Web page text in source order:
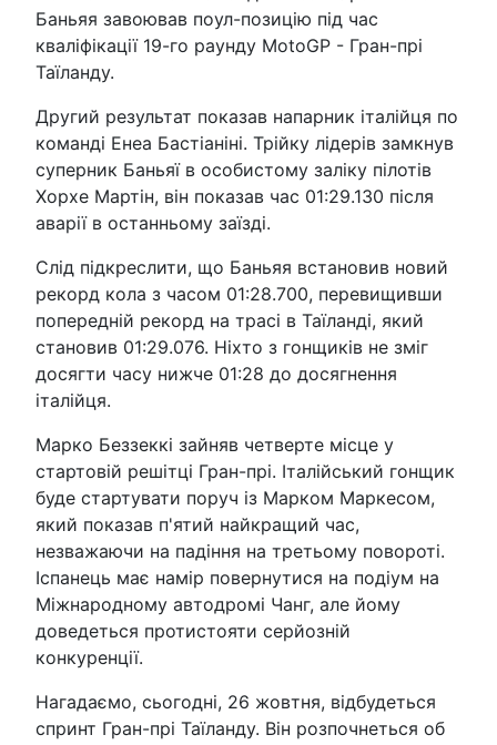
Баньяя завоював поул-позицію під час
кваліфікації 19-го раунду MotoGP - Гран-прі
Таїланду.
Другий результат показав напарник італійця по
команді Енеа Бастіаніні. Трійку лідерів замкнув
суперник Баньяї в особистому заліку пілотів
Хорхе Мартін, він показав час 01:29.130 після
аварії в останньому заїзді.
Слід підкреслити, що Баньяя встановив новий
рекорд кола з часом 01:28.700, перевищивши
попередній рекорд на трасі в Таїланді, який
становив 01:29.076. Ніхто з гонщиків не зміг
досягти часу нижче 01:28 до досягнення
італійця.
Марко Беззеккі зайняв четверте місце у
стартовій решітці Гран-прі. Італійський гонщик
буде стартувати поруч із Марком Маркесом,
який показав п'ятий найкращий час,
незважаючи на падіння на третьому повороті.
Іспанець має намір повернутися на подіум на
Міжнародному автодромі Чанг, але йому
доведеться протистояти серйозній
конкуренції.
Нагадаємо, сьогодні, 26 жовтня, відбудеться
спринт Гран-прі Таїланду. Він розпочнеться об